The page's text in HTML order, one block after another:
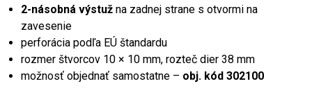
2-násobná výstuž na zadnej strane s otvormi na
zavesenie
perforácia podľa EÚ štandardu
rozmer štvorcov 10 × 10 mm, rozteč dier 38 mm
možnosť objednať samostatne – obj. kód 302100